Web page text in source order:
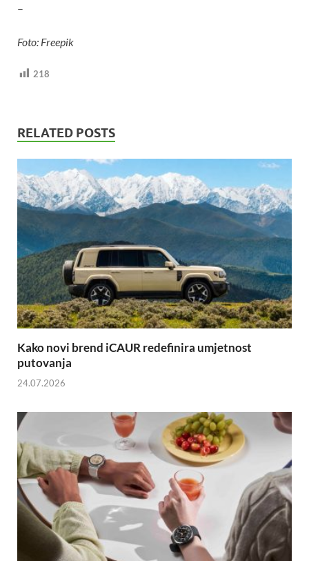
–
Foto: Freepik
218
RELATED POSTS
Kako novi brend iCAUR redefinira umjetnost
putovanja
24.07.2026